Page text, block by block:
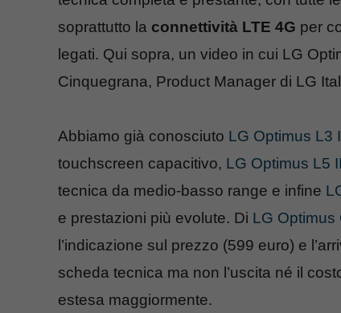
soprattutto la connettività LTE 4G per
legati. Qui sopra, un video in cui LG
Cinquegrana, Product Manager di LG
Abbiamo già conosciuto LG Optimus L3
touchscreen capacitivo, LG Optimus L5
tecnica da medio-basso range e infine
e prestazioni più evolute. Di LG Optimus
l’indicazione sul prezzo (599 euro) e
scheda tecnica ma non l’uscita né il
estesa maggiormente.